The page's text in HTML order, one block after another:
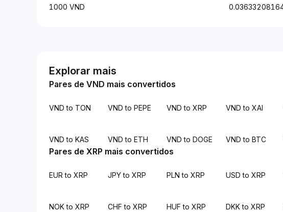
1000 VND
Explorar mais
Pares de VND mais convertidos
VND to TON VND to PEPE VND to XRP VND to XAI
VND to KAS VND to ETH VND to DOGE VND to BTC
Pares de XRP mais convertidos
EUR to XRP JPY to XRP PLN to XRP USD to XRP
NOK to XRP CHF to XRP HUF to XRP DKK to XRP